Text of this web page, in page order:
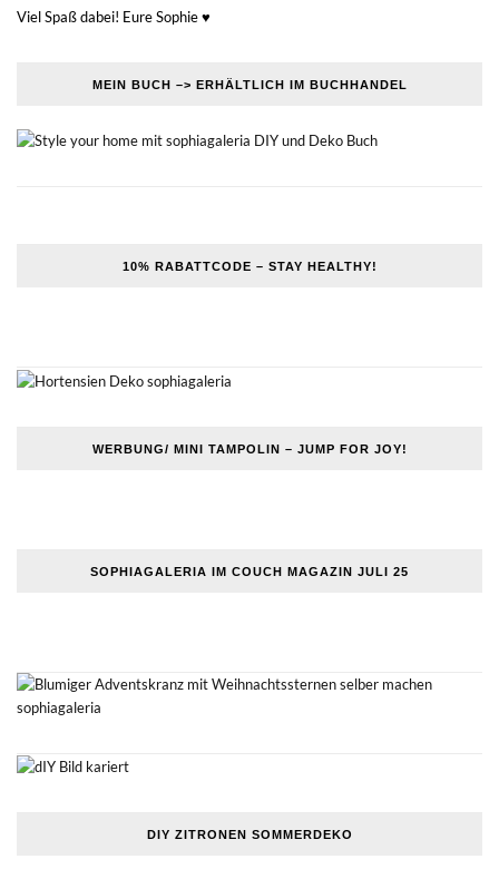
Viel Spaß dabei! Eure Sophie ♥
MEIN BUCH –> ERHÄLTLICH IM BUCHHANDEL
10% RABATTCODE – STAY HEALTHY!
WERBUNG/ MINI TAMPOLIN – JUMP FOR JOY!
SOPHIAGALERIA IM COUCH MAGAZIN JULI 25
DIY ZITRONEN SOMMERDEKO